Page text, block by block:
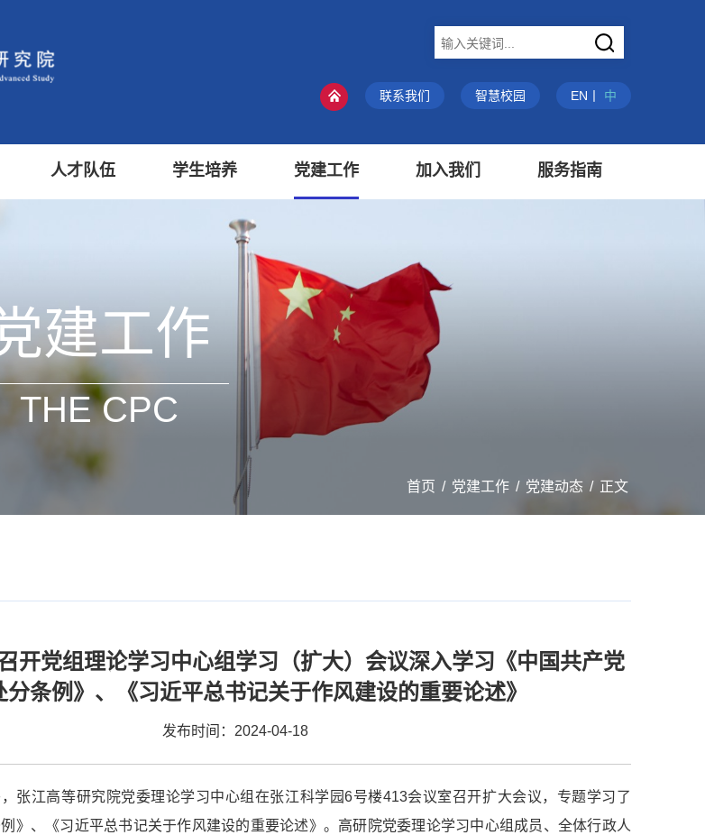
联系我们 智慧校园 EN 中
人才队伍 学生培养 党建工作 加入我们 服务指南
建工作
THE CPC
首页 / 党建工作 / 党建动态 / 正文
开党组理论学习中心组学习（扩大）会议深入学习《中国共产党
分条例》、《习近平总书记关于作风建设的重要论述》
发布时间：2024-04-18
张江高等研究院党委理论学习中心组在张江科学园6号楼413会议室召开扩大会议，专题学习了
例》、《习近平总书记关于作风建设的重要论述》。高研院党委理论学习中心组成员、全体行政人